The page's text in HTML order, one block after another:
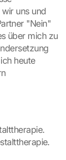
uns und
"Nein"
über mich zu
heute